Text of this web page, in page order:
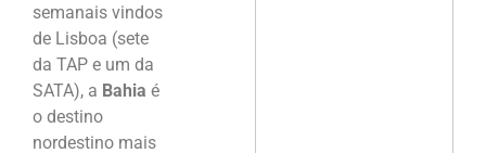
semanais vindos
de Lisboa (sete
da TAP e um da
SATA), a Bahia é
o destino
nordestino mais